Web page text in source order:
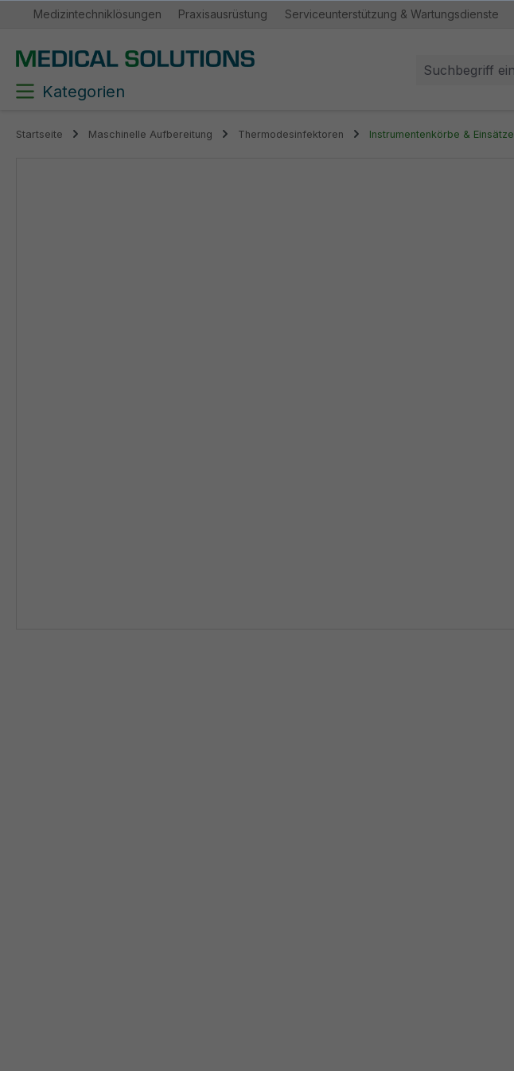
Zur Hauptnavigation springen
Medizintechniklösungen Praxisausrüstung Serviceunterstützung & Wartungsdienste
Kategorien
Startseite Maschinelle Aufbereitung Thermodesinfektoren Instrumentenkörbe & Einsätze